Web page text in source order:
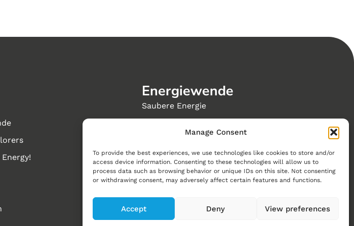
Manage Consent
To provide the best experiences, we use technologies like cookies to store and/or
access device information. Consenting to these technologies will allow us to
process data such as browsing behavior or unique IDs on this site. Not consenting
or withdrawing consent, may adversely affect certain features and functions.
Accept Deny View preferences
Energiewende
Saubere Energie
Nachhaltige Gebäude, Städte und Gemeinden
Reduktion von Treibhausgasen
Visionen eines Schweizer Netto-Null-
Energiesystems